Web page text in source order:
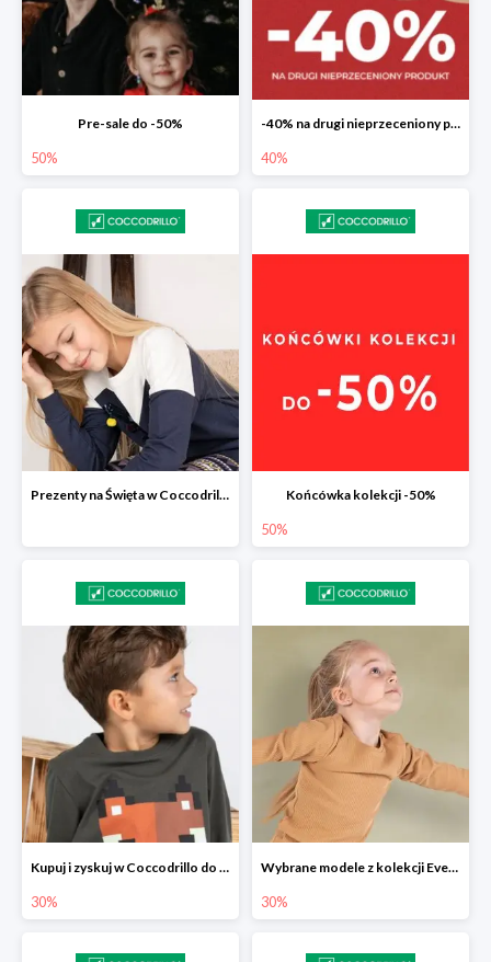
Pre-sale do -50%
50%
-40% na drugi nieprzeceniony produkt
40%
Prezenty na Święta w Coccodrillo drugi produkt -40% Końcówka kolekcji -50%
50%
Kupuj i zyskuj w Coccodrillo do -30%
30%
Wybrane modele z kolekcji Everyday w Coccodrillo -30%
30%